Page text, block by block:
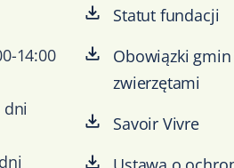
14:00
dni
Statut fundacji
Obowiązki
zwierzętami
Savoir Vivre